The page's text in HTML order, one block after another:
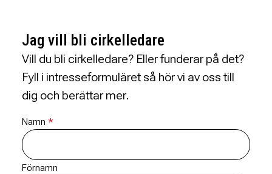
Jag vill bli cirkelledare
Vill du bli cirkelledare? Eller funderar på det?
Fyll i intresseformuläret så hör vi av oss till
dig och berättar mer.
Namn
Förnamn